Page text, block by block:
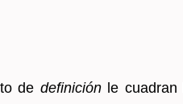
de de­fi­ni­ciónle cua­dran